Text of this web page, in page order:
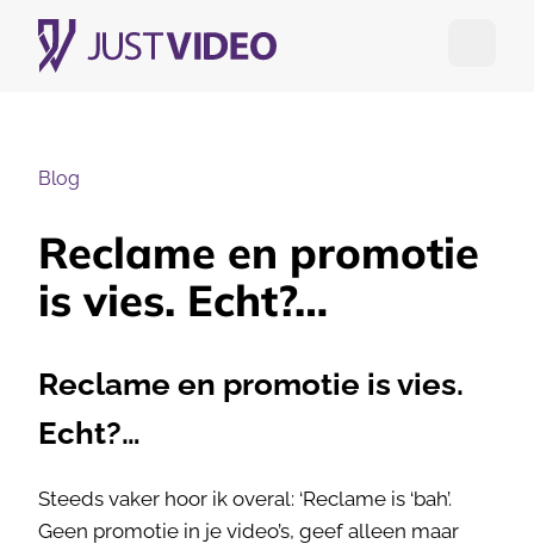
Blog
Reclame en promotie
is vies. Echt?…
Reclame en promotie is vies.
Echt?…
Steeds vaker hoor ik overal: ‘Reclame is ‘bah’.
Geen promotie in je video’s, geef alleen maar